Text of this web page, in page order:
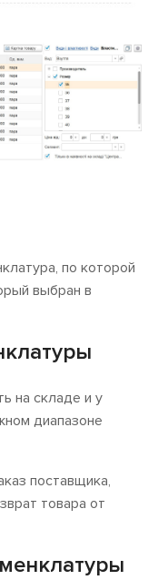
по которой
выбран в
на складе и у
диапазоне
поставщика,
товара от